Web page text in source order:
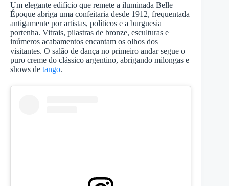
Um elegante edifício que remete a iluminada Belle
Époque abriga uma confeitaria desde 1912, frequentada
antigamente por artistas, políticos e a burguesia
portenha. Vitrais, pilastras de bronze, esculturas e
inúmeros acabamentos encantam os olhos dos
visitantes. O salão de dança no primeiro andar segue o
puro creme do clássico argentino, abrigando milongas e
shows de tango.